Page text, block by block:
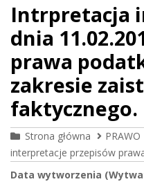
Intrpretacja
dnia
prawa
zakresie
faktycznego.
Strona główna
interpretacje przepisów
Data wytworzenia